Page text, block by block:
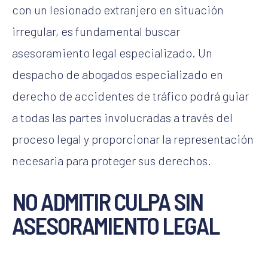
con un lesionado extranjero en situación
irregular, es fundamental buscar
asesoramiento legal especializado. Un
despacho de abogados especializado en
derecho de accidentes de tráfico podrá guiar
a todas las partes involucradas a través del
proceso legal y proporcionar la representación
necesaria para proteger sus derechos.
NO ADMITIR CULPA SIN
ASESORAMIENTO LEGAL